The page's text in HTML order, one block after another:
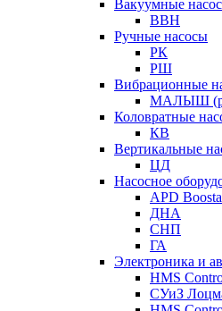
Вакуумные
ВВН
Ручные насосы
РК
РШ
Вибрационные
МАЛЫШ
Коловратные
КВ
Вертикальные
ЦД
Насосное
APD Boosta
ДНА
СНП
ГА
Электроника и
HMS
СУиЗ